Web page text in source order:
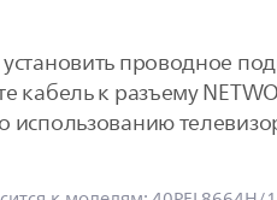
проводное
кабель к разъему